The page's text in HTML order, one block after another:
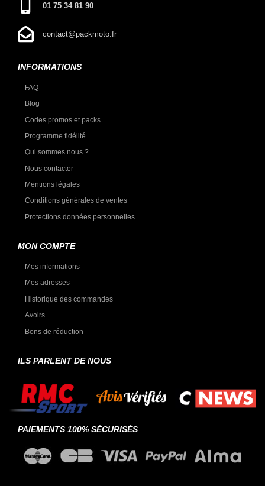
01 75 34 81 90
contact@packmoto.fr
INFORMATIONS
FAQ
Blog
Codes promos et packs
Programme fidélité
Qui sommes nous ?
Nous contacter
Mentions légales
Conditions générales de ventes
Protections données personnelles
MON COMPTE
Mes informations
Mes adresses
Historique des commandes
Avoirs
Bons de réduction
ILS PARLENT DE NOUS
PAIEMENTS 100% SÉCURISÉS